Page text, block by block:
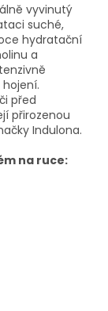
vyvinutý
suché,
hydratační
a
před
přirozenou
Indulona.
na ruce: